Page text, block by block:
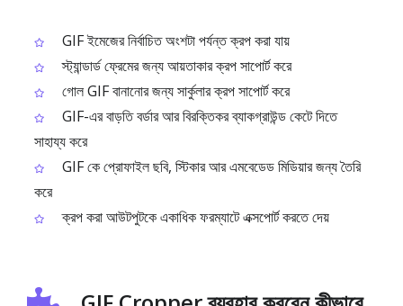
GIF ইমেজের নির্বাচিত অংশটা পর্যন্ত ক্রপ করা যায়
স্ট্যান্ডার্ড ফ্রেমের জন্য আয়তাকার ক্রপ সাপোর্ট করে
গোল GIF বানানোর জন্য সার্কুলার ক্রপ সাপোর্ট করে
GIF-এর বাড়তি বর্ডার আর বিরক্তিকর ব্যাকগ্রাউন্ড কেটে দিতে
সাহায্য করে
GIF কে প্রোফাইল ছবি, স্টিকার আর এমবেডেড মিডিয়ার জন্য তৈরি
করে
ক্রপ করা আউটপুটকে একাধিক ফরম্যাটে এক্সপোর্ট করতে দেয়